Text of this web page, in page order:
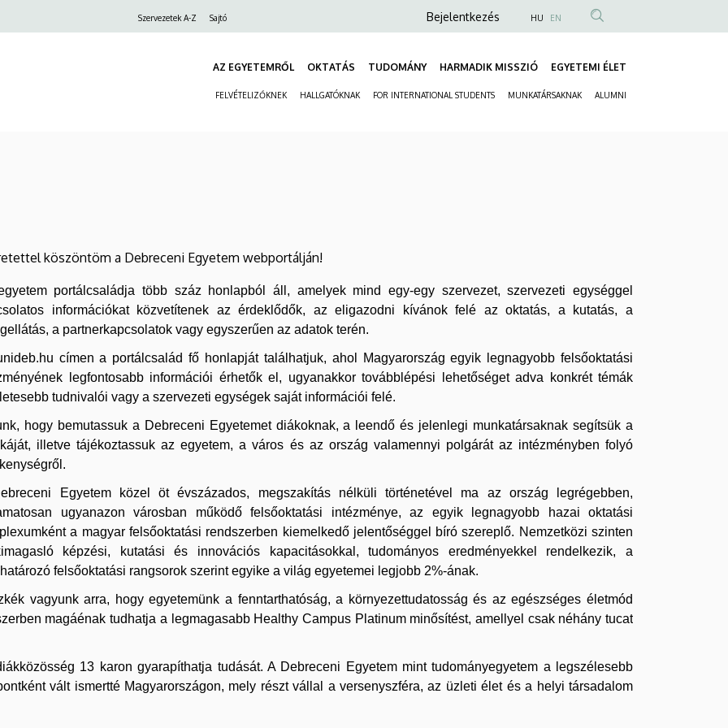
Szervezetek A-Z Sajtó
Anonim
fiók
Bejelentkezés HU EN
AZ EGYETEMRŐL OKTATÁS TUDOMÁNY HARMADIK MISSZIÓ EGYETEMI ÉLET
FELVÉTELIZŐKNEK HALLGATÓKNAK FOR INTERNATIONAL STUDENTS MUNKATÁRSAKNAK ALUMNI
köszöntöm a Debreceni Egyetem webportálján!
portálcsaládja több száz honlapból áll, amelyek mind egy-egy szervezet, szervezeti egységgel
információkat közvetítenek az érdeklődők, az eligazodni kívánok felé az oktatás, a kutatás, a
a partnerkapcsolatok vagy egyszerűen az adatok terén.
címen a portálcsalád fő honlapját találhatjuk, ahol Magyarország egyik legnagyobb felsőoktatási
legfontosabb információi érhetők el, ugyanakkor továbblépési lehetőséget adva konkrét témák
tudnivalói vagy a szervezeti egységek saját információi felé.
hogy bemutassuk a Debreceni Egyetemet diákoknak, a leendő és jelenlegi munkatársaknak segítsük a
illetve tájékoztassuk az egyetem, a város és az ország valamennyi polgárát az intézményben folyó
Egyetem közel öt évszázados, megszakítás nélküli történetével ma az ország legrégebben,
ugyanazon városban működő felsőoktatási intézménye, az egyik legnagyobb hazai oktatási
a magyar felsőoktatási rendszerben kiemelkedő jelentőséggel bíró szereplő. Nemzetközi szinten
képzési, kutatási és innovációs kapacitásokkal, tudományos eredményekkel rendelkezik, a
felsőoktatási rangsorok szerint egyike a világ egyetemei legjobb 2%-ának.
vagyunk arra, hogy egyetemünk a fenntarthatóság, a környezettudatosság és az egészséges életmód
magáénak tudhatja a legmagasabb Healthy Campus Platinum minősítést, amellyel csak néhány tucat
13 karon gyarapíthatja tudását. A Debreceni Egyetem mint tudományegyetem a legszélesebb
vált ismertté Magyarországon, mely részt vállal a versenyszféra, az üzleti élet és a helyi társadalom